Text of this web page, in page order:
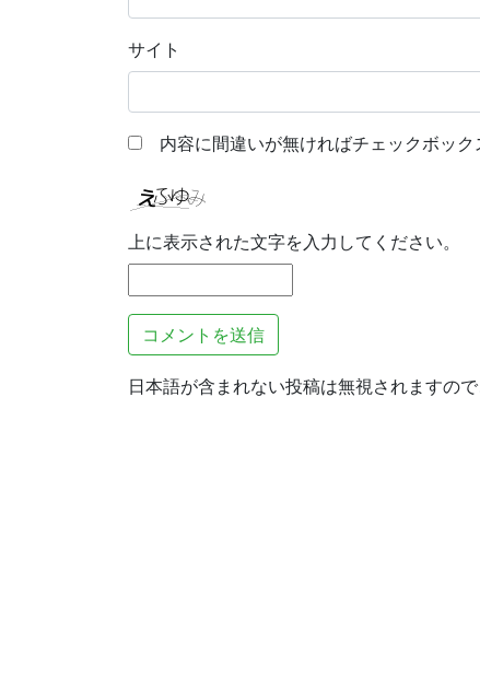
サイト
内容に間違いが無ければチェックボック
上に表示された文字を入力してください。
日本語が含まれない投稿は無視されますの